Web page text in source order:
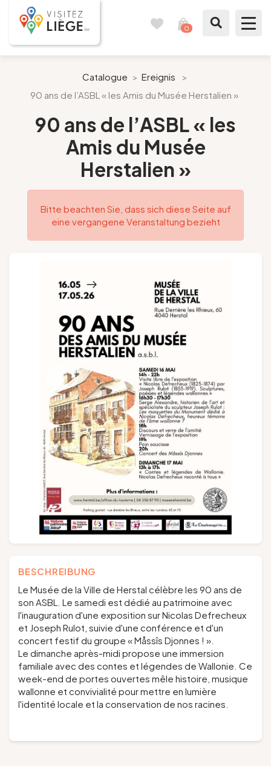
0
Wie ein Bürger von Lüttich
Meinen Aufenthalt vorbereiten
Unsere Vorschläge
Folgen Sie uns
Gruppen und Reiseveranstalter
NL DE
Catalogue > Ereignis
>
90 ans de l’ASBL « les Amis du Musée Herstalien »
90 ans de l’ASBL « les
Amis du Musée
Herstalien »
Bitte beachten Sie, dass sich diese Seite auf
eine vergangene Veranstaltung bezieht
BESCHREIBUNG
Le Musée de la Ville de Herstal célèbre les 90 ans de
son ASBL. Le samedi est dédié au patrimoine avec
l'inauguration d'une exposition sur Nicolas Defrecheux
et Joseph Rulot, suivie d'une conférence et d'un
concert festif du groupe « Måssîs Djonnes ! ».
Le dimanche après-midi propose une immersion
familiale avec des contes et légendes de Wallonie. Ce
week-end de portes ouvertes mêle histoire, musique
wallonne et convivialité pour mettre en lumière
l'identité locale et la conservation de nos racines.